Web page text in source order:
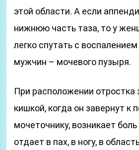
этой области. А если
нижнюю часть таза, то у
легко спутать с
мужчин – мочевого пузыря.
При расположении отростка
кишкой, когда он завернут к
мочеточнику, возникает
отдает в пах, в ногу, в